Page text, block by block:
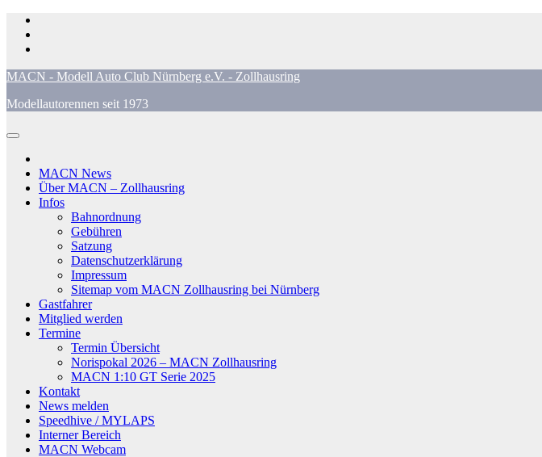
Zum
Inhalt
springen
MACN - Modell Auto Club Nürnberg e.V. - Zollhausring
Modellautorennen seit 1973
MACN News
Über MACN – Zollhausring
Infos
Bahnordnung
Gebühren
Satzung
Datenschutzerklärung
Impressum
Sitemap vom MACN Zollhausring bei Nürnberg
Gastfahrer
Mitglied werden
Termine
Termin Übersicht
Norispokal 2026 – MACN Zollhausring
MACN 1:10 GT Serie 2025
Kontakt
News melden
Speedhive / MYLAPS
Interner Bereich
MACN Webcam